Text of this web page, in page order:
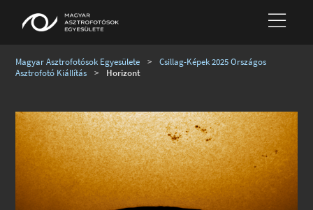
Magyar Asztrofotósok Egyesülete >
Csillag-Képek 2025 Országos
Asztrofotó Kiállítás
> Horizont